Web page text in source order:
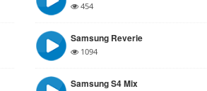
454
Samsung Reverie
1094
Samsung S4 Mix